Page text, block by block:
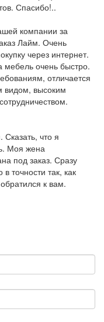
Спасибо!..
компании за
Лайм. Очень
через интернет.
мебель очень быстро.
отличается
видом, высоким
что я
Моя жена
под заказ. Сразу
точности так, как
к вам.